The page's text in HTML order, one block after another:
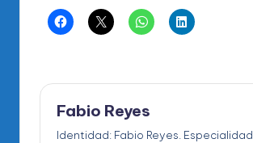
Fabio Reyes
Identidad: Fabio Reyes. Especialidad